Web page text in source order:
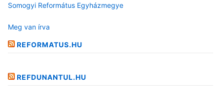
Somogyi Református Egyházmegye
Meg van írva
REFORMATUS.HU
REFDUNANTUL.HU